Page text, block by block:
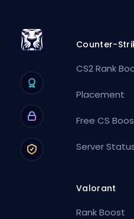
Counter-
CS2 Rank
Placement
Free CS
Server
Valorant
Rank Boost